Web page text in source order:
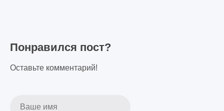
Понравился пост?
Оставьте комментарий!